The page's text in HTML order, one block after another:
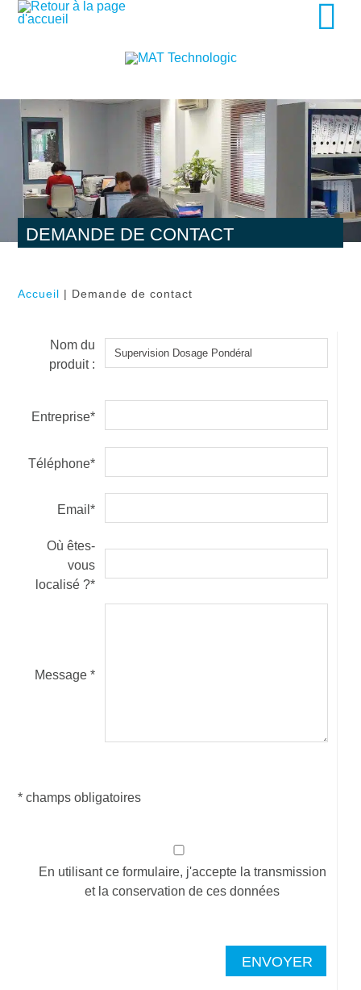
DEMANDE DE CONTACT
Accueil | Demande de contact
Nom du
produit :
Entreprise*
Téléphone*
Email*
Où êtes-
vous
localisé ?*
Message *
* champs obligatoires
En utilisant ce formulaire, j'accepte la transmission
et la conservation de ces données